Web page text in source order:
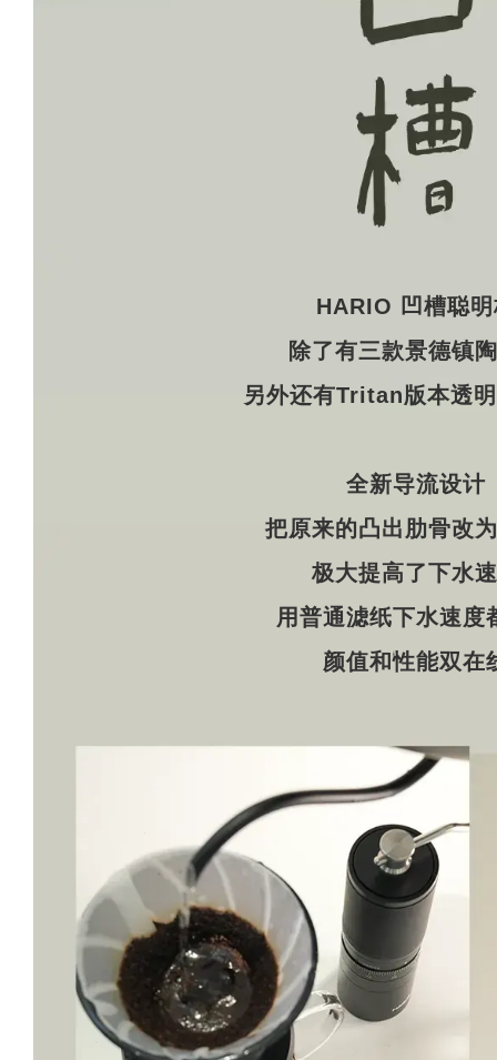
HARIO 凹槽聪
除了有三款景德镇
另外还有Tritan版本透
全新导流设计
把原来的凸出肋骨改
极大提高了下水
用普通滤纸下水速度
颜值和性能双在